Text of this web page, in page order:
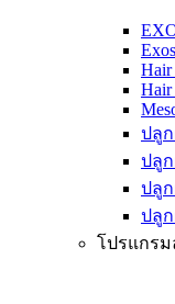
Hair
Hair
ปลูก
ปลูก
ปลู
ปลู
โปรแกร